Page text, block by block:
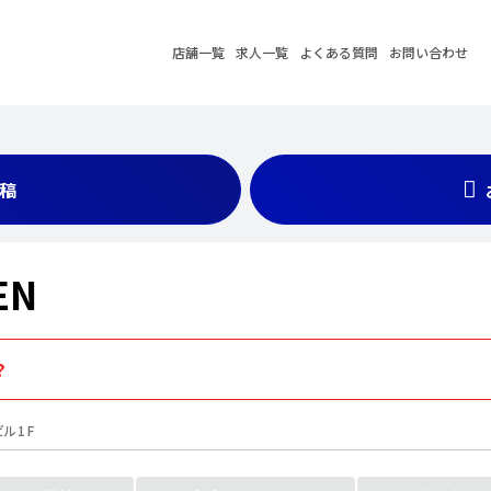
店舗一覧 求人一覧 よくある質問 お問い合わせ
1F